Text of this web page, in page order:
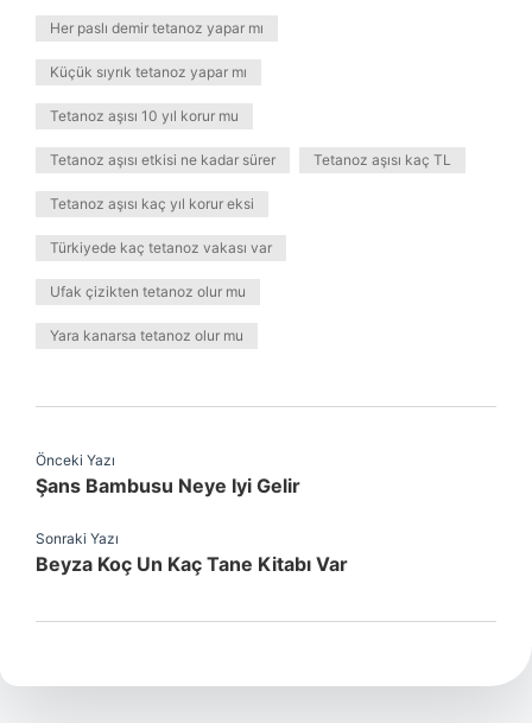
Her paslı demir tetanoz yapar mı
Küçük sıyrık tetanoz yapar mı
Tetanoz aşısı 10 yıl korur mu
Tetanoz aşısı etkisi ne kadar sürer Tetanoz aşısı kaç TL
Tetanoz aşısı kaç yıl korur eksi
Türkiyede kaç tetanoz vakası var
Ufak çizikten tetanoz olur mu
Yara kanarsa tetanoz olur mu
Önceki Yazı
Şans Bambusu Neye Iyi Gelir
Sonraki Yazı
Beyza Koç Un Kaç Tane Kitabı Var